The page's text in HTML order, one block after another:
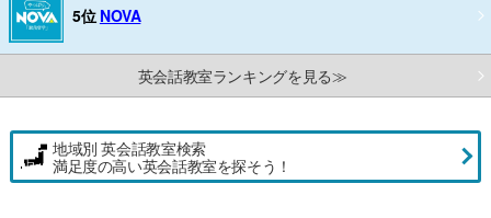
5位 NOVA
英会話教室ランキングを見る≫
地域別 英会話教室検索
満足度の高い英会話教室を探そう！